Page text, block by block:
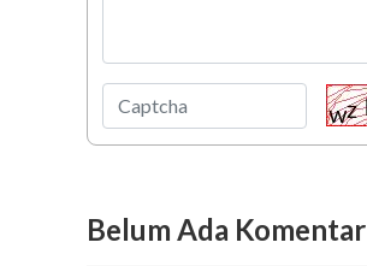
Belum Ada Komentar